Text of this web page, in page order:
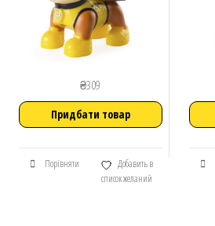
₴309
Придбати товар
Порівняти
Добавить в
список желаний